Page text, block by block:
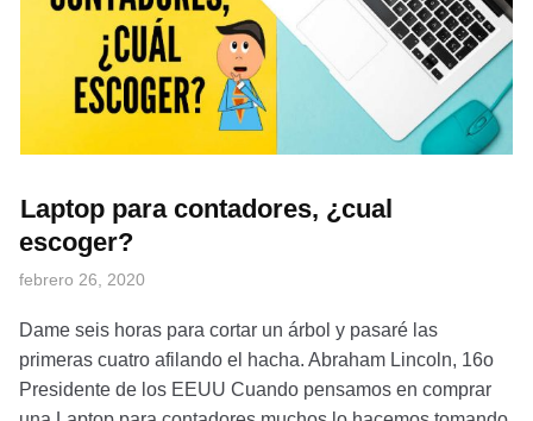
Laptop para contadores, ¿cual
escoger?
febrero 26, 2020
Dame seis horas para cortar un árbol y pasaré las
primeras cuatro afilando el hacha. Abraham Lincoln, 16o
Presidente de los EEUU Cuando pensamos en comprar